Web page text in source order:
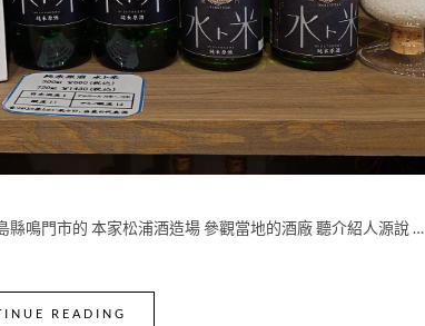
鳴門市的 本家松浦酒造場 參觀當地的酒廠 聽介紹人源說 …
READING